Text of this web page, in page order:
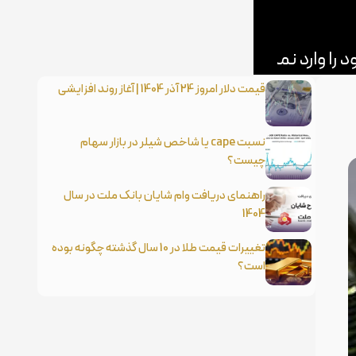
قیمت دلار امروز 24 آذر 1404 | آغاز روند افزایشی
نسبت cape یا شاخص شیلر در بازار سهام
چیست؟
راهنمای دریافت وام شایان بانک ملت در سال
1404
تغییرات قیمت طلا در 10 سال گذشته چگونه بوده
است؟